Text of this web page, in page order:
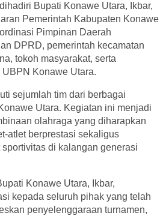
Bupati Konawe Utara, Ikbar,
Pemerintah Kabupaten Konawe
Pimpinan Daerah
DPRD, pemerintah kecamatan
tokoh masyarakat, serta
Konawe Utara.
sejumlah tim dari berbagai
Utara. Kegiatan ini menjadi
olahraga yang diharapkan
atlet berprestasi sekaligus
di kalangan generasi
Konawe Utara, Ikbar,
kepada seluruh pihak yang telah
penyelenggaraan turnamen,